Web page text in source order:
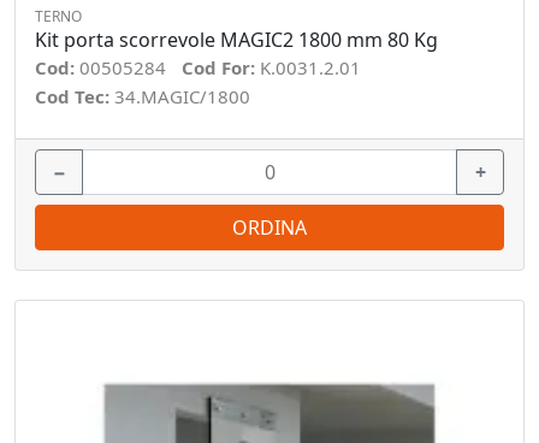
TERNO
Kit porta scorrevole MAGIC2 1800 mm 80 Kg
Cod: 00505284 Cod For: K.0031.2.01
Cod Tec: 34.MAGIC/1800
− +
ORDINA